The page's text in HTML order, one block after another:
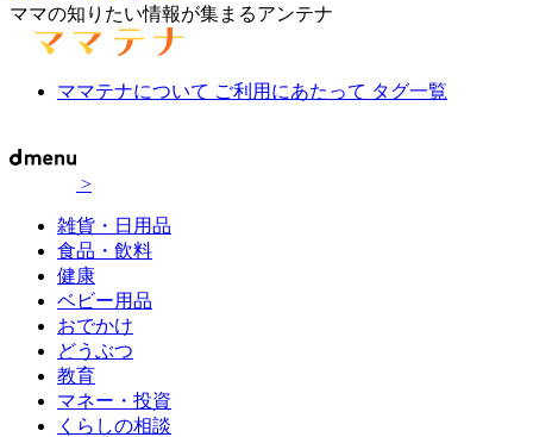
ママの知りたい情報が集まるアンテナ
ママテナについて ご利用にあたって タグ一覧
>
雑貨・日用品
食品・飲料
健康
ベビー用品
おでかけ
どうぶつ
教育
マネー・投資
くらしの相談